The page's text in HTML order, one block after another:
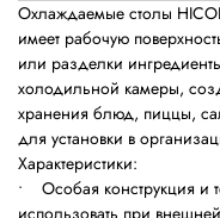
Охлаждаемые столы
имеет рабочую
или разделки
холодильной камеры,
хранения блюд, пиццы,
для установки в
Характеристики:
• Особая конструкция и